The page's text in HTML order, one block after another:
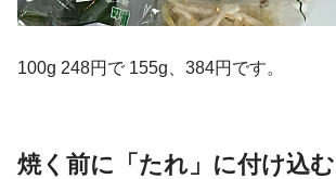
100g 248円で 155g、384円です。
焼く前に「たれ」に付け込む